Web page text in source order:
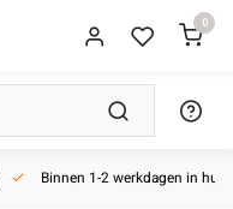
0
Binnen 1-2 werkdagen in huis